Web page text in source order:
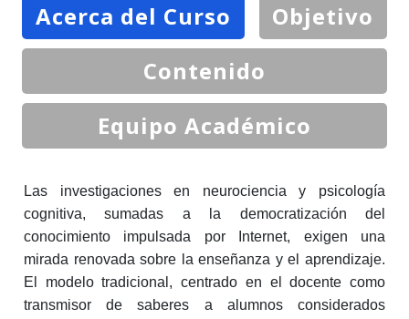
Acerca del Curso
Objetivo
Contenido
Equipo Académico
Las investigaciones en neurociencia y psicología
cognitiva, sumadas a la democratización del
conocimiento impulsada por Internet, exigen una
mirada renovada sobre la enseñanza y el aprendizaje.
El modelo tradicional, centrado en el docente como
transmisor de saberes a alumnos considerados